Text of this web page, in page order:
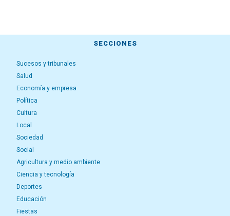
SECCIONES
Sucesos y tribunales
Salud
Economía y empresa
Política
Cultura
Local
Sociedad
Social
Agricultura y medio ambiente
Ciencia y tecnología
Deportes
Educación
Fiestas